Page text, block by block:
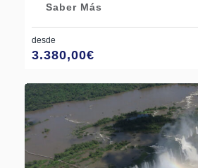
Saber Más
desde
3.380,00€